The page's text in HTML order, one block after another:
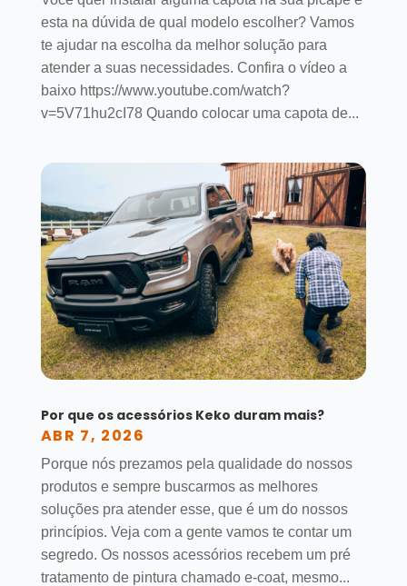
esta na dúvida de qual modelo escolher? Vamos
te ajudar na escolha da melhor solução para
atender a suas necessidades. Confira o vídeo a
baixo https://www.youtube.com/watch?
v=5V71hu2cI78 Quando colocar uma capota de...
Por que os acessórios Keko duram mais?
ABR 7, 2026
Porque nós prezamos pela qualidade do nossos
produtos e sempre buscarmos as melhores
soluções pra atender esse, que é um do nossos
princípios. Veja com a gente vamos te contar um
segredo. Os nossos acessórios recebem um pré
tratamento de pintura chamado e-coat, mesmo...